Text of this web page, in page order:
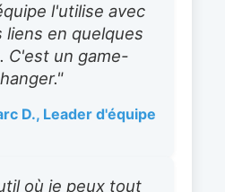
l'utilise avec
liens en quelques
C'est un game-
D., Leader d'équipe
où je peux tout